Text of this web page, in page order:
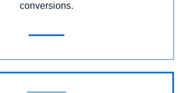
conversions.